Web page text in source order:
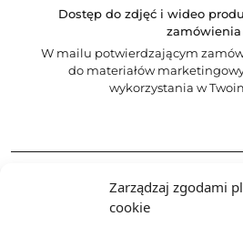
Zarządzaj zgodami
cookie
Dostęp do zdjęć i wideo
zamówienia
W mailu potwierdzającym
do materiałów
wykorzystania w